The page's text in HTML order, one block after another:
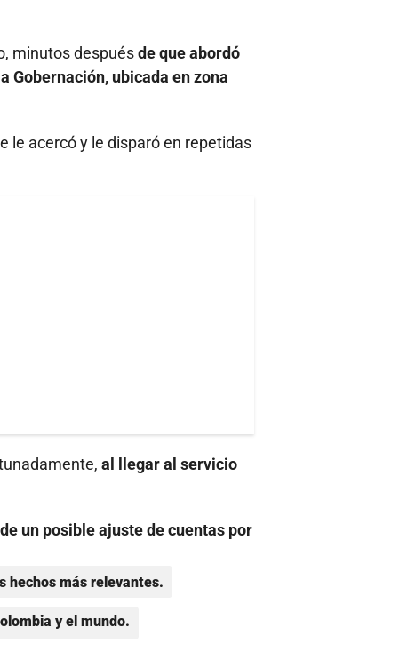
minutos despuésde que abordó
Gobernación, ubicada en zona
le acercó y le disparó en repetidas
al llegar al servicio
un posible ajuste de cuentas por
hechos más relevantes.
y el mundo.